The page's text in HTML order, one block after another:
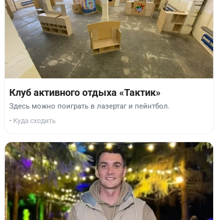
Клуб активного отдыха «Тактик»
Здесь можно поиграть в лазертаг и пейнтбол.
• Куда сходить